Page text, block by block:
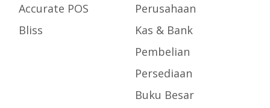
Accurate POS
Bliss
Perusahaan
Kas & Bank
Pembelian
Persediaan
Buku Besar